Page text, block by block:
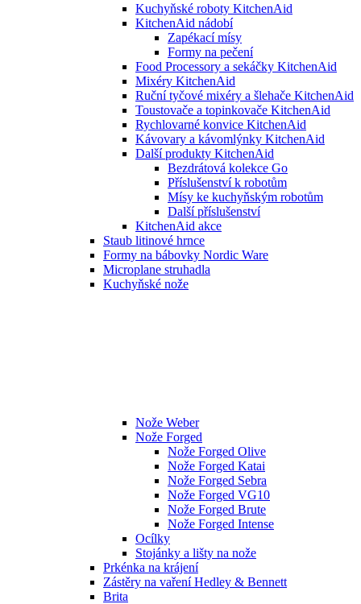
Kuchyňské roboty KitchenAid
KitchenAid nádobí
Zapékací mísy
Formy na pečení
Food Processory a sekáčky KitchenAid
Mixéry KitchenAid
Ruční tyčové mixéry a šlehače KitchenAid
Toustovače a topinkovače KitchenAid
Rychlovarné konvice KitchenAid
Kávovary a kávomlýnky KitchenAid
Další produkty KitchenAid
Bezdrátová kolekce Go
Příslušenství k robotům
Mísy ke kuchyňským robotům
Další příslušenství
KitchenAid akce
Staub litinové hrnce
Formy na bábovky Nordic Ware
Microplane struhadla
Kuchyňské nože
Nože Weber
Nože Forged
Nože Forged Olive
Nože Forged Katai
Nože Forged Sebra
Nože Forged VG10
Nože Forged Brute
Nože Forged Intense
Ocílky
Stojánky a lišty na nože
Prkénka na krájení
Zástěry na vaření Hedley & Bennett
Brita